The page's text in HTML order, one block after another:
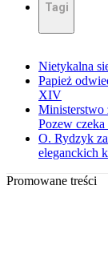
Tagi
Nietykalna
Papież
XIV
Ministerstwo
Pozew
O. Rydzyk
eleganckich
Promowane treści